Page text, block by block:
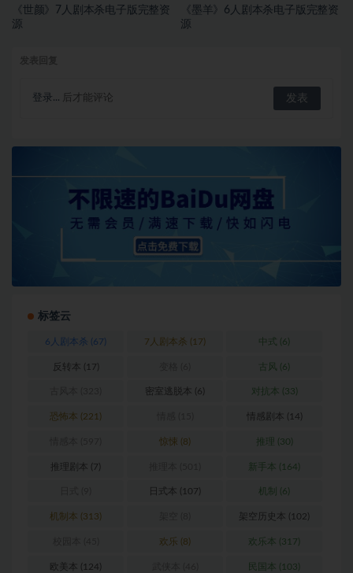
《世颜》7人剧本杀电子版完整资
源
《墨羊》6人剧本杀电子版完整资
源
登录... 后才能评论
标签云
6人剧本杀 (67) 7人剧本杀 (17) 中式 (6)
反转本 (17) 古风 (6)
密室逃脱本 (6) 对抗本 (33)
恐怖本 (221) 情感剧本 (14)
惊悚 (8) 推理 (30)
推理剧本 (7) 新手本 (164)
日式本 (107) 机制 (6)
机制本 (313) 架空历史本 (102)
欢乐 (8) 欢乐本 (317)
欧美本 (124) 民国本 (103)